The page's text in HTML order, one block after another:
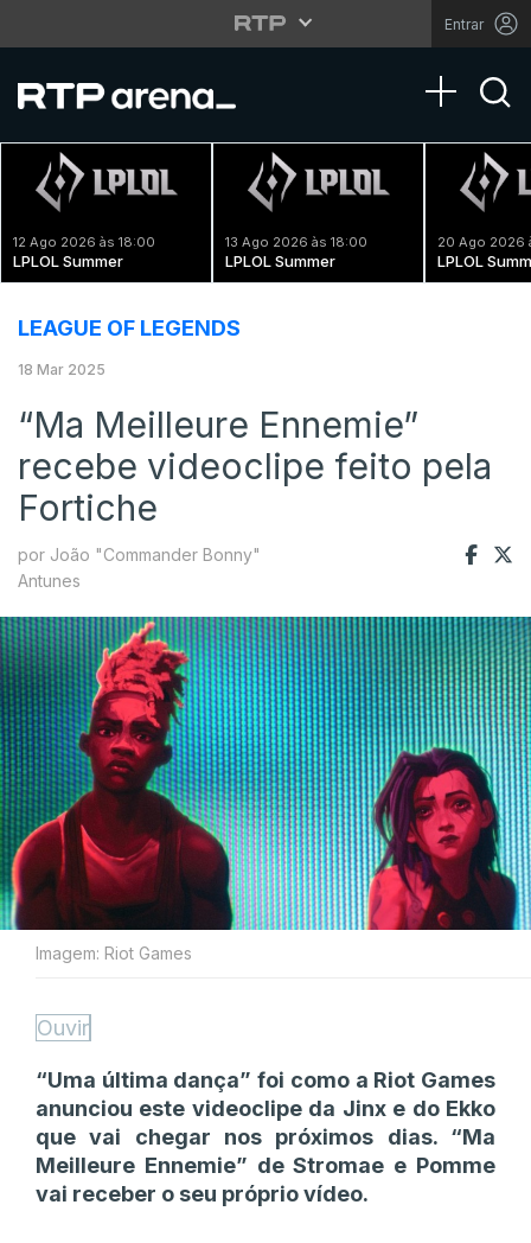
Entrar
Toggle
12 Ago 2026 às 18:00
LPLOL Summer
13 Ago 2026 às 18:00
LPLOL Summer
20 Ago 2026
LPLOL
LEAGUE OF LEGENDS
18 Mar 2025
“Ma Meilleure Ennemie”
recebe videoclipe feito pela
Fortiche
por João "Commander Bonny"
Antunes
Imagem: Riot Games
Ouvir
“Uma última dança” foi como a Riot Games
anunciou este videoclipe da Jinx e do Ekko
que vai chegar nos próximos dias. “Ma
Meilleure Ennemie” de Stromae e Pomme
vai receber o seu próprio vídeo.